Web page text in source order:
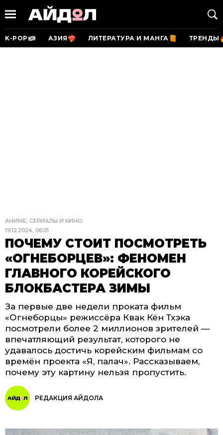
K-POP АЗИЯ ЛИТЕРАТУРА И МАНГА ТРЕНДЫ
АНИМЕ, СЕРИАЛЫ И КИНО
19.12.2024, 06:01
ПОЧЕМУ СТОИТ ПОСМОТРЕТЬ
«ОГНЕБОРЦЕВ»: ФЕНОМЕН
ГЛАВНОГО КОРЕЙСКОГО
БЛОКБАСТЕРА ЗИМЫ
За первые две недели проката фильм
«Огнеборцы» режиссёра Квак Кён Тхэка
посмотрели более 2 миллионов зрителей —
впечатляющий результат, которого не
удавалось достичь корейским фильмам со
времён проекта «Я, палач». Рассказываем,
почему эту картину нельзя пропустить.
РЕДАКЦИЯ АЙДОЛА